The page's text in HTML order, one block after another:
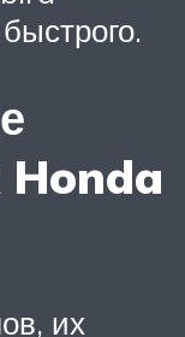
Honda
их